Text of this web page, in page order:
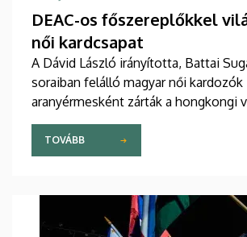
DEAC-os főszereplőkkel
női kardcsapat
A Dávid László irányította, Battai
soraiban felálló magyar női kardozók
aranyérmesként zárták a hongkongi
TOVÁBB